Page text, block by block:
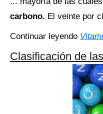
carbono. El veinte por
Continuar leyendo
Clasificación de